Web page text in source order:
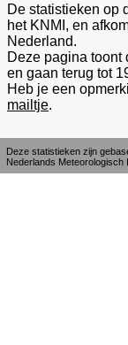
De statistieken op
het KNMI, en
Nederland.
Deze pagina toont
en gaan terug tot
Heb je een
mailtje.
Deze statistieken zijn
Nederlands Meteorologisch